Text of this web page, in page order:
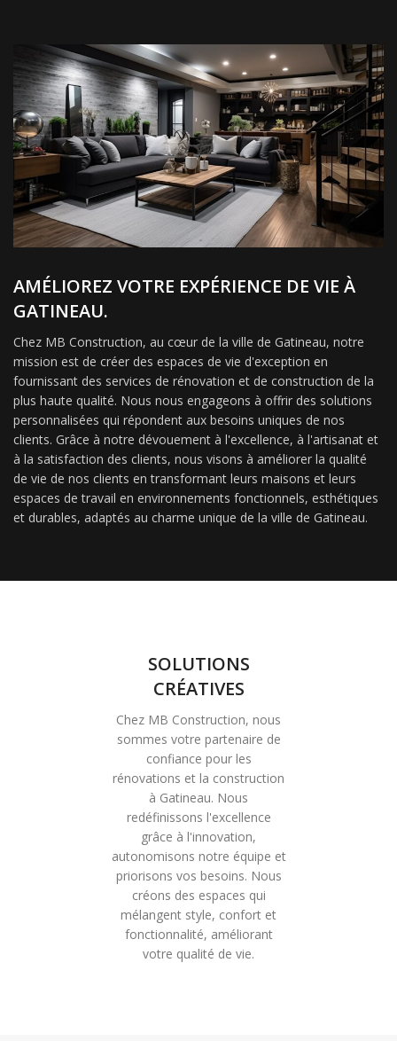
AMÉLIOREZ VOTRE EXPÉRIENCE DE VIE À
GATINEAU.
Chez MB Construction, au cœur de la ville de Gatineau, notre
mission est de créer des espaces de vie d'exception en
fournissant des services de rénovation et de construction de la
plus haute qualité. Nous nous engageons à offrir des solutions
personnalisées qui répondent aux besoins uniques de nos
clients. Grâce à notre dévouement à l'excellence, à l'artisanat et
à la satisfaction des clients, nous visons à améliorer la qualité
de vie de nos clients en transformant leurs maisons et leurs
espaces de travail en environnements fonctionnels, esthétiques
et durables, adaptés au charme unique de la ville de Gatineau.
SOLUTIONS
CRÉATIVES
Chez MB Construction, nous
sommes votre partenaire de
confiance pour les
rénovations et la construction
à Gatineau. Nous
redéfinissons l'excellence
grâce à l'innovation,
autonomisons notre équipe et
priorisons vos besoins. Nous
créons des espaces qui
mélangent style, confort et
fonctionnalité, améliorant
votre qualité de vie.